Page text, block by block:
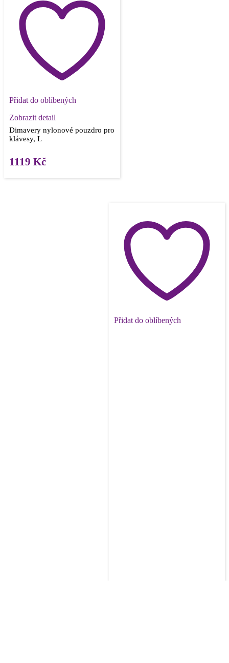
Přidat do oblíbených
Zobrazit detail
Dimavery nylonové pouzdro pro
klávesy, L
1119 Kč
Přidat do oblíbených